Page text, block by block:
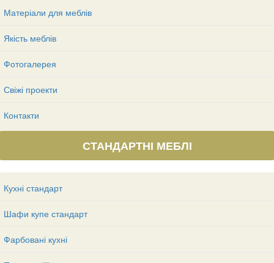
Матеріали для меблів
Якість меблів
Фотогалерея
Свіжі проекти
Контакти
СТАНДАРТНІ МЕБЛІ
Кухні стандарт
Шафи купе стандарт
Фарбовані кухні